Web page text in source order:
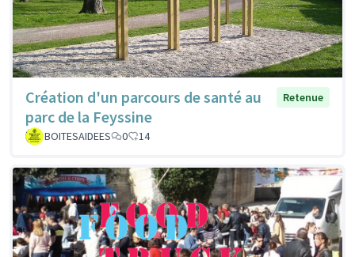
Création d'un parcours de santé au
parc de la Feyssine
Retenue
BOITESAIDEES 0 14